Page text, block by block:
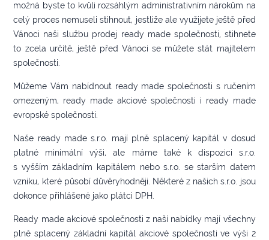
možná byste to kvůli rozsáhlým administrativním nárokům na
celý proces nemuseli stihnout, jestliže ale využijete ještě před
Vánoci naši službu prodej ready made společnosti, stihnete
to zcela určitě, ještě před Vánoci se můžete stát majitelem
společnosti.
Můžeme Vám nabídnout ready made společnosti s ručením
omezeným, ready made akciové společnosti i ready made
evropské společnosti.
Naše ready made s.r.o. mají plně splacený kapitál v dosud
platné minimální výši, ale máme také k dispozici s.r.o.
s vyšším základním kapitálem nebo s.r.o. se starším datem
vzniku, které působí důvěryhodněji. Některé z našich s.r.o. jsou
dokonce přihlášené jako plátci DPH.
Ready made akciové společnosti z naší nabídky mají všechny
plně splacený základní kapitál akciové společnosti ve výši 2